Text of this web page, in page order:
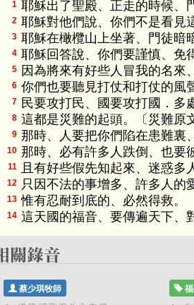
1 耶穌出了聖殿、正走的時候、
2 耶穌對他們說、你們不是看見
3 耶穌在橄欖山上坐著、門徒暗
4 耶穌回答說、你們要謹慎、免
5 因為將來有好些人冒我的名來
6 你們也要聽見打仗和打仗的風
7 民要攻打民、國要攻打國．多
8 這都是災難的起頭。〔災難原
9 那時、人要把你們陷在患難裏
10 那時、必有許多人跌倒、也要
11 且有好些假先知起來、迷惑多
12 只因不法的事增多、許多人的
13 惟有忍耐到底的、必然得救。
14 這天國的福音、要傳遍天下、
蔡少琪牧師